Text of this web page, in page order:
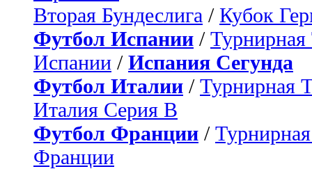
Вторая Бундеслига / Кубок
Футбол Испании / Турнирная
Испании / Испания Сегунда
Футбол Италии / Турнирная
Италия Серия B
Футбол Франции /
Франции